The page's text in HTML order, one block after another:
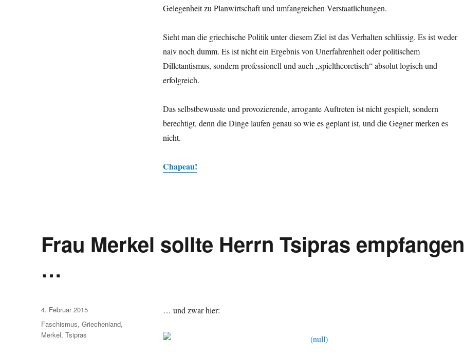
Gelegenheit zu Planwirtschaft und umfangreichen Verstaatlichungen.
Sieht man die griechische Politik unter diesem Ziel ist das Verhalten schlüssig. Es ist weder
naiv noch dumm. Es ist nicht ein Ergebnis von Unerfahrenheit oder politischem
Dilletantismus, sondern professionell und auch „spieltheoretisch“ absolut logisch und
erfolgreich.
Das selbstbewusste und provozierende, arrogante Auftreten ist nicht gespielt, sondern
berechtigt, denn die Dinge laufen genau so wie es geplant ist, und die Gegner merken es
nicht.
Chapeau!
Frau Merkel sollte Herrn Tsipras empfangen
…
… und zwar hier:
Veröffentlicht
am
4. Februar 2015
Schlagwörter
Faschismus,Griechenland,
Merkel,Tsipras